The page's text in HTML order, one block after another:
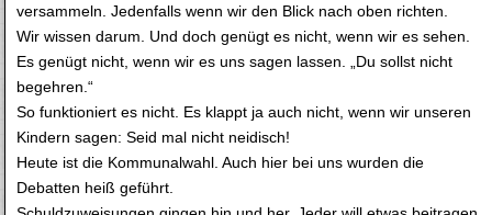
versammeln. Jedenfalls wenn wir den Blick nach oben richten.
Wir wissen darum. Und doch genügt es nicht, wenn wir es sehen.
Es genügt nicht, wenn wir es uns sagen lassen. „Du sollst nicht
begehren.“
So funktioniert es nicht. Es klappt ja auch nicht, wenn wir unseren
Kindern sagen: Seid mal nicht neidisch!
Heute ist die Kommunalwahl. Auch hier bei uns wurden die
Debatten heiß geführt.